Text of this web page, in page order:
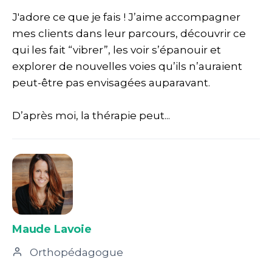
J'adore ce que je fais ! J’aime accompagner
mes clients dans leur parcours, découvrir ce
qui les fait “vibrer”, les voir s’épanouir et
explorer de nouvelles voies qu’ils n’auraient
peut-être pas envisagées auparavant.
D’après moi, la thérapie peut...
Maude Lavoie
Orthopédagogue